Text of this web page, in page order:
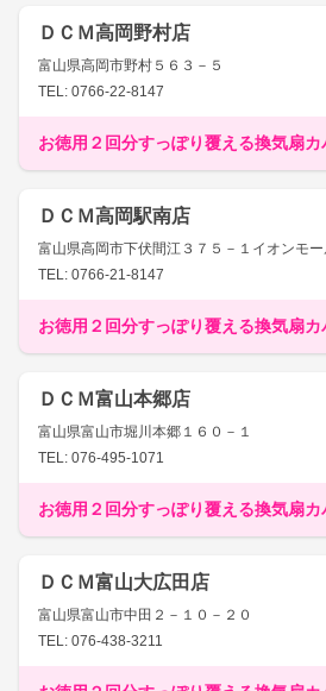
ＤＣＭ高岡野村店
富山県高岡市野村５６３－５
TEL: 0766-22-8147
お徳用２回分すっぽり覆える換気扇カ
ＤＣＭ高岡駅南店
富山県高岡市下伏間江３７５－１イオンモ
TEL: 0766-21-8147
お徳用２回分すっぽり覆える換気扇カ
ＤＣＭ富山本郷店
富山県富山市堀川本郷１６０－１
TEL: 076-495-1071
お徳用２回分すっぽり覆える換気扇カ
ＤＣＭ富山大広田店
富山県富山市中田２－１０－２０
TEL: 076-438-3211